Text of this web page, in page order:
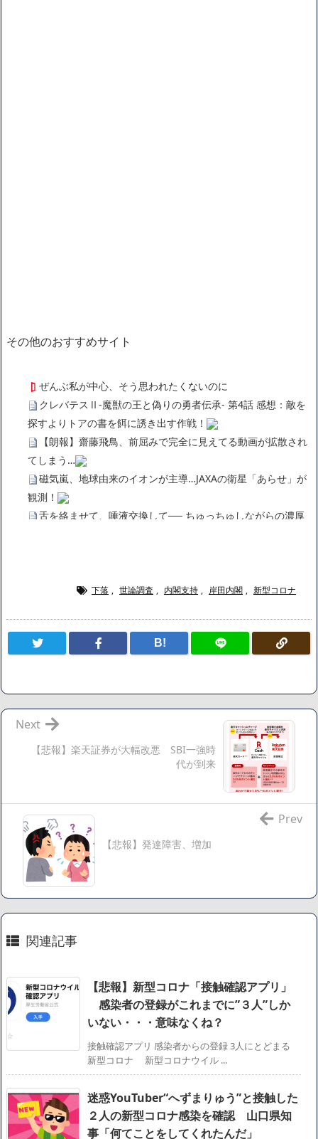
その他のおすすめサイト
ぜんぶ私が中心、そう思われたくないのに
クレバテスⅡ-魔獣の王と偽りの勇者伝承- 第4話 感想：敵を
探すよりトアの書を餌に誘き出す作戦！
【朗報】齋藤飛鳥、前屈みで完全に見えてる動画が拡散され
てしまう…
磁気嵐、地球由来のイオンが主導…JAXAの衛星「あらせ」が
観測！
舌を絡ませて、唾液交換して── ちゅっちゅしながらの濃厚
広末涼子さん、正気に戻ってしまい絶望する・・・「アカ
割減
【画像】さくまあきら「桃鉄の赤マスは実際に行ってみてク
【愕然】ワイ「豚バラ220gカリッカリになるまで焼いて重さ
調べたろww(2割3割減ったら御の字やろなあww)」→結
果・・・・・・・・・・・・・・・・・・・
【悲報】ジェネリック医薬品、4割が承認書と異なる製造だ
ったことが発覚「衝撃的な数字だ」
【速報】楽天グループ、減損損失約160億円と約700億円の繰
延税金資産の取崩し
【悲報】読売新聞、「避難所の自販機が壊されて窃盗され
下落 , 世論調査 , 内閣支持 , 岸田内閣 , 新型コロナ
B!
【悲報】楽天証券が大幅改悪 SBI一強時
代が到来
Next
【悲報】発達障害、増加
Prev
関連記事
【悲報】新型コロナ「接触確認アプリ」
感染者の登録がこれまでに”３人”しか
いない・・・意味なくね？
接触確認アプリ 感染者からの登録 3人にとどまる
新型コロナ 新型コロナウイル ...
迷惑YouTuber“へずまりゅう”と接触した
２人の新型コロナ感染を確認 山口県知
事「何てことをしてくれたんだ」